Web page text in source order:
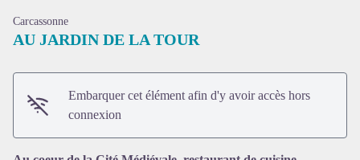
Voir l'image en plein écran
Carcassonne
AU JARDIN DE LA TOUR
Embarquer cet élément afin d'y avoir accès hors
connexion